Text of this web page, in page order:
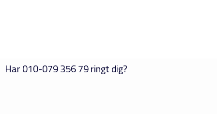
Har010-079 356 79ringt dig?